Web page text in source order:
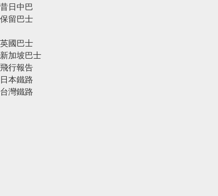
昔日中巴
保留巴士
英國巴士
新加坡巴士
飛行報告
日本鐵路
台灣鐵路